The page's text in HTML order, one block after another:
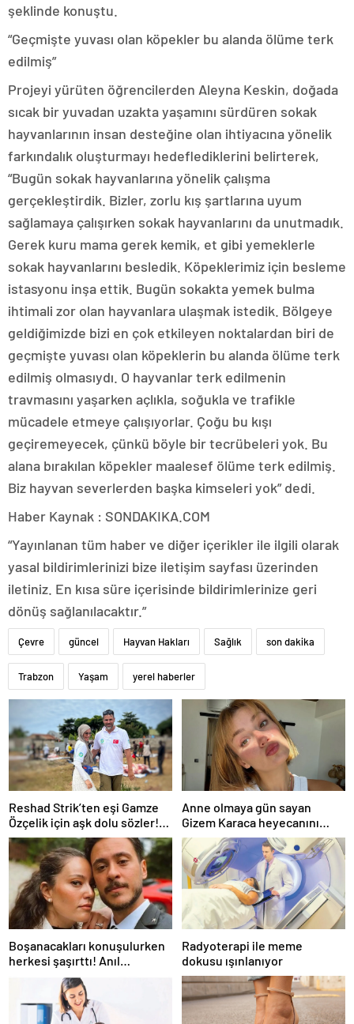
şeklinde konuştu.
“Geçmişte yuvası olan köpekler bu alanda ölüme terk
edilmiş”
Projeyi yürüten öğrencilerden Aleyna Keskin, doğada
sıcak bir yuvadan uzakta yaşamını sürdüren sokak
hayvanlarının insan desteğine olan ihtiyacına yönelik
farkındalık oluşturmayı hedeflediklerini belirterek,
“Bugün sokak hayvanlarına yönelik çalışma
gerçekleştirdik. Bizler, zorlu kış şartlarına uyum
sağlamaya çalışırken sokak hayvanlarını da unutmadık.
Gerek kuru mama gerek kemik, et gibi yemeklerle
sokak hayvanlarını besledik. Köpeklerimiz için besleme
istasyonu inşa ettik. Bugün sokakta yemek bulma
ihtimali zor olan hayvanlara ulaşmak istedik. Bölgeye
geldiğimizde bizi en çok etkileyen noktalardan biri de
geçmişte yuvası olan köpeklerin bu alanda ölüme terk
edilmiş olmasıydı. O hayvanlar terk edilmenin
travmasını yaşarken açlıkla, soğukla ve trafikle
mücadele etmeye çalışıyorlar. Çoğu bu kışı
geçiremeyecek, çünkü böyle bir tecrübeleri yok. Bu
alana bırakılan köpekler maalesef ölüme terk edilmiş.
Biz hayvan severlerden başka kimseleri yok” dedi.
Haber Kaynak : SONDAKIKA.COM
“Yayınlanan tüm haber ve diğer içerikler ile ilgili olarak
yasal bildirimlerinizi bize iletişim sayfası üzerinden
iletiniz. En kısa süre içerisinde bildirimlerinize geri
dönüş sağlanılacaktır.”
Çevre güncel Hayvan Hakları Sağlık son dakika
Trabzon Yaşam yerel haberler
Reshad Strik’ten eşi Gamze
Özçelik için aşk dolu sözler!
“Benim cennetim…”
Anne olmaya gün sayan
Gizem Karaca heyecanını
paylaştı! “Senelerdir annelik
yapıyorum ama bu sene
farklı…”
Boşanacakları konuşulurken
herkesi şaşırttı! Anıl
Altan’dan Pelin Akil’e
duygusal Anneler Günü
mesajı
Radyoterapi ile meme
dokusu ışınlanıyor